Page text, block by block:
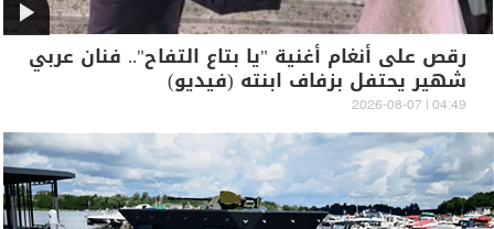
رقص على أنغام أغنية "يا بتاع التفاح".. فنان عربي
شهير يحتفل بزفاف ابنته (فيديو)
04:49 | 2026-08-07